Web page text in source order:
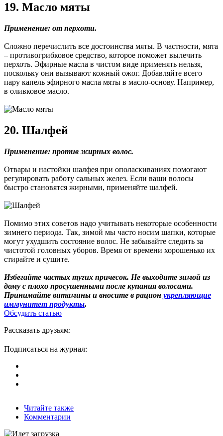
19. Масло мяты
Применение: от перхоти.
Сложно перечислить все достоинства мяты. В частности, мята
– противогрибковое средство, которое поможет вылечить
перхоть. Эфирные масла в чистом виде применять нельзя,
поскольку они вызывают кожный ожог. Добавляйте всего
пару капель эфирного масла мяты в масло-основу. Например,
в оливковое масло.
20. Шалфей
Применение: против жирных волос.
Отвары и настойки шалфея при ополаскиваниях помогают
регулировать работу сальных желез. Если ваши волосы
быстро становятся жирными, применяйте шалфей.
Помимо этих советов надо учитывать некоторые особенности
зимнего периода. Так, зимой мы часто носим шапки, которые
могут ухудшить состояние волос. Не забывайте следить за
чистотой головных уборов. Время от времени хорошенько их
стирайте и сушите.
Избегайте частых тугих причесок. Не выходите зимой из
дому с плохо просушенными после купания волосами.
Принимайте витамины и вносите в рацион укрепляющие
иммунитет продукты.
Обсудить статью
Рассказать друзьям:
Подписаться на журнал:
Читайте также
Комментарии